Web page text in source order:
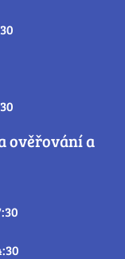
ověřování a